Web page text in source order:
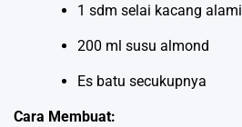
1 sdm selai kacang alami
200 ml susu almond
Es batu secukupnya
Cara Membuat: